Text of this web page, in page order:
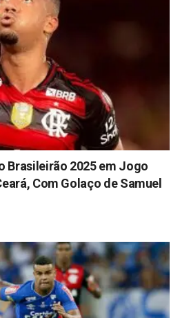
Brasileirão 2025 em Jogo
Com Golaço de Samuel